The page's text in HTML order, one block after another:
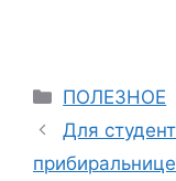
Categories
ПОЛЕЗНОЕ
Для